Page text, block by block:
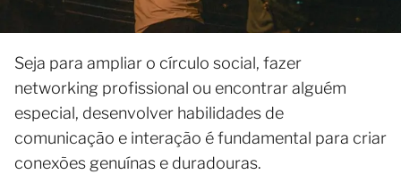
Seja para ampliar o círculo social, fazer
networking profissional ou encontrar alguém
especial, desenvolver habilidades de
comunicação e interação é fundamental para criar
conexões genuínas e duradouras.